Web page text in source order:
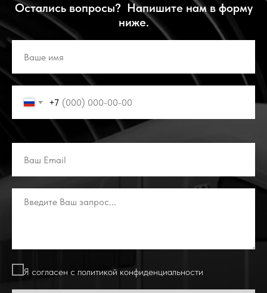
Остались вопросы? Напишите нам в форму
ниже.
+7
Я согласен с политикой конфиденциальности